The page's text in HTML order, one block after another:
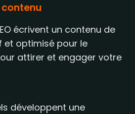
écrivent un contenu de
et optimisé pour le
attirer et engager votre
développent une